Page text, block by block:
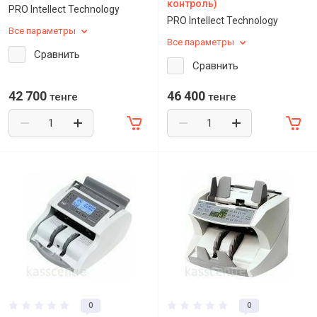
PRO Intellect Technology
Все параметры
Сравнить
42 700 тенге
контроль)
PRO Intellect Technology
Все параметры
Сравнить
46 400 тенге
0 0